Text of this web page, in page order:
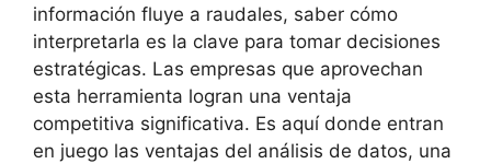
información fluye a raudales, saber cómo
interpretarla es la clave para tomar decisiones
estratégicas. Las empresas que aprovechan
esta herramienta logran una ventaja
competitiva significativa. Es aquí donde entran
en juego las ventajas del análisis de datos, una